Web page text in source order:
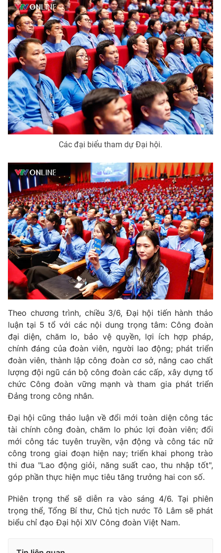
Các đại biểu tham dự Đại hội.
Theo chương trình, chiều 3/6, Đại hội tiến hành thảo
luận tại 5 tổ với các nội dung trọng tâm: Công đoàn
đại diện, chăm lo, bảo vệ quyền, lợi ích hợp pháp,
chính đáng của đoàn viên, người lao động; phát triển
đoàn viên, thành lập công đoàn cơ sở, nâng cao chất
lượng đội ngũ cán bộ công đoàn các cấp, xây dựng tổ
chức Công đoàn vững mạnh và tham gia phát triển
Đảng trong công nhân.
Đại hội cũng thảo luận về đổi mới toàn diện công tác
tài chính công đoàn, chăm lo phúc lợi đoàn viên; đổi
mới công tác tuyên truyền, vận động và công tác nữ
công trong giai đoạn hiện nay; triển khai phong trào
thi đua "Lao động giỏi, năng suất cao, thu nhập tốt",
góp phần thực hiện mục tiêu tăng trưởng hai con số.
Phiên trọng thể sẽ diễn ra vào sáng 4/6. Tại phiên
trọng thể, Tổng Bí thư, Chủ tịch nước Tô Lâm sẽ phát
biểu chỉ đạo Đại hội XIV Công đoàn Việt Nam.